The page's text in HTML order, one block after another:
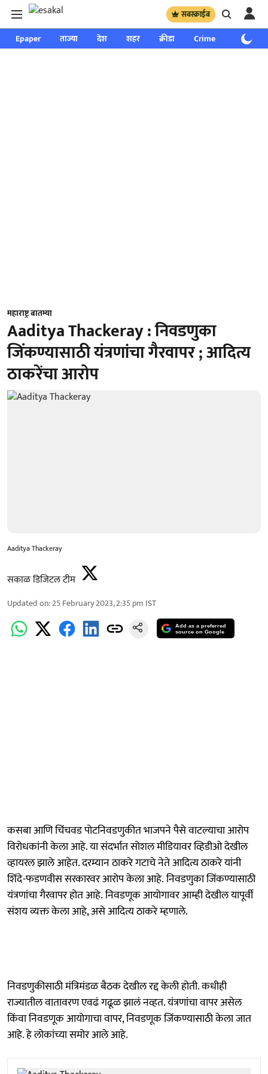
सबस्क्राईब
Epaper ताज्या देश शहर क्रीडा Crime साप्ताहिक
महाराष्ट्र बातम्या
Aaditya Thackeray : निवडणुका
जिंकण्यासाठी यंत्रणांचा गैरवापर ; आदित्य
ठाकरेंचा आरोप
Aaditya Thackeray
सकाळ डिजिटल टीम
Updated on:25 February 2023, 2:35 pm IST
Add as a preferred
source on Google
कसबा आणि चिंचवड पोटनिवडणुकीत भाजपने पैसे वाटल्याचा आरोप
विरोधकांनी केला आहे. या संदर्भात सोशल मीडियावर व्हिडीओ देखील
व्हायरल झाले आहेत. दरम्यान ठाकरे गटाचे नेते आदित्य ठाकरे यांनी
शिंदे-फडणवीस सरकारवर आरोप केला आहे. निवडणुका जिंकण्यासाठी
यंत्रणांचा गैरवापर होत आहे. निवडणूक आयोगावर आम्ही देखील यापूर्वी
संशय व्यक्त केला आहे, असे आदित्य ठाकरे म्हणाले.
निवडणुकीसाठी मंत्रिमंडळ बैठक देखील रद्द केली होती. कधीही
राज्यातील वातावरण एवढं गढूळ झालं नव्हत. यंत्रणांचा वापर असेल
किंवा निवडणूक आयोगाचा वापर, निवडणूक जिंकण्यासाठी केला जात
आहे. हे लोकांच्या समोर आले आहे.